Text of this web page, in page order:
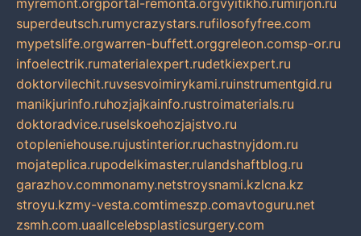
myremont.orgportal-remonta.orgvyitikho.rumirjon.ru
superdeutsch.rumycrazystars.rufilosofyfree.com
mypetslife.orgwarren-buffett.orggreleon.comsp-or.ru
infoelectrik.rumaterialexpert.rudetkiexpert.ru
doktorvilechit.ruvsesvoimirykami.ruinstrumentgid.ru
manikjurinfo.ruhozjajkainfo.rustroimaterials.ru
doktoradvice.ruselskoehozjajstvo.ru
otopleniehouse.rujustinterior.ruchastnyjdom.ru
mojateplica.rupodelkimaster.rulandshaftblog.ru
garazhov.commonamy.netstroysnami.kzlcna.kz
stroyu.kzmy-vesta.comtimeszp.comavtoguru.net
zsmh.com.uaallcelebsplasticsurgery.com